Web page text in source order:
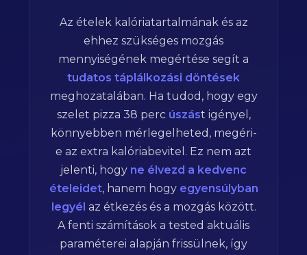
Az ételek kalóriatartalmának és az
ehhez szükséges mozgás
mennyiségének megértése segít a
tudatos táplálkozási döntések
meghozatalában. Ha tudod, hogy egy
szelet pizza 38 perc úszást igényel,
könnyebben mérlegelheted, megéri-
e az extra kalóriabevitel. Ez nem azt
jelenti, hogy ne élvezd a kedvenc
ételeidet, hanem hogy egyensúlyban
legyél az étkezés és a mozgás között.
A fenti számítások a tested aktuális
paraméterei alapján frissülnek, így